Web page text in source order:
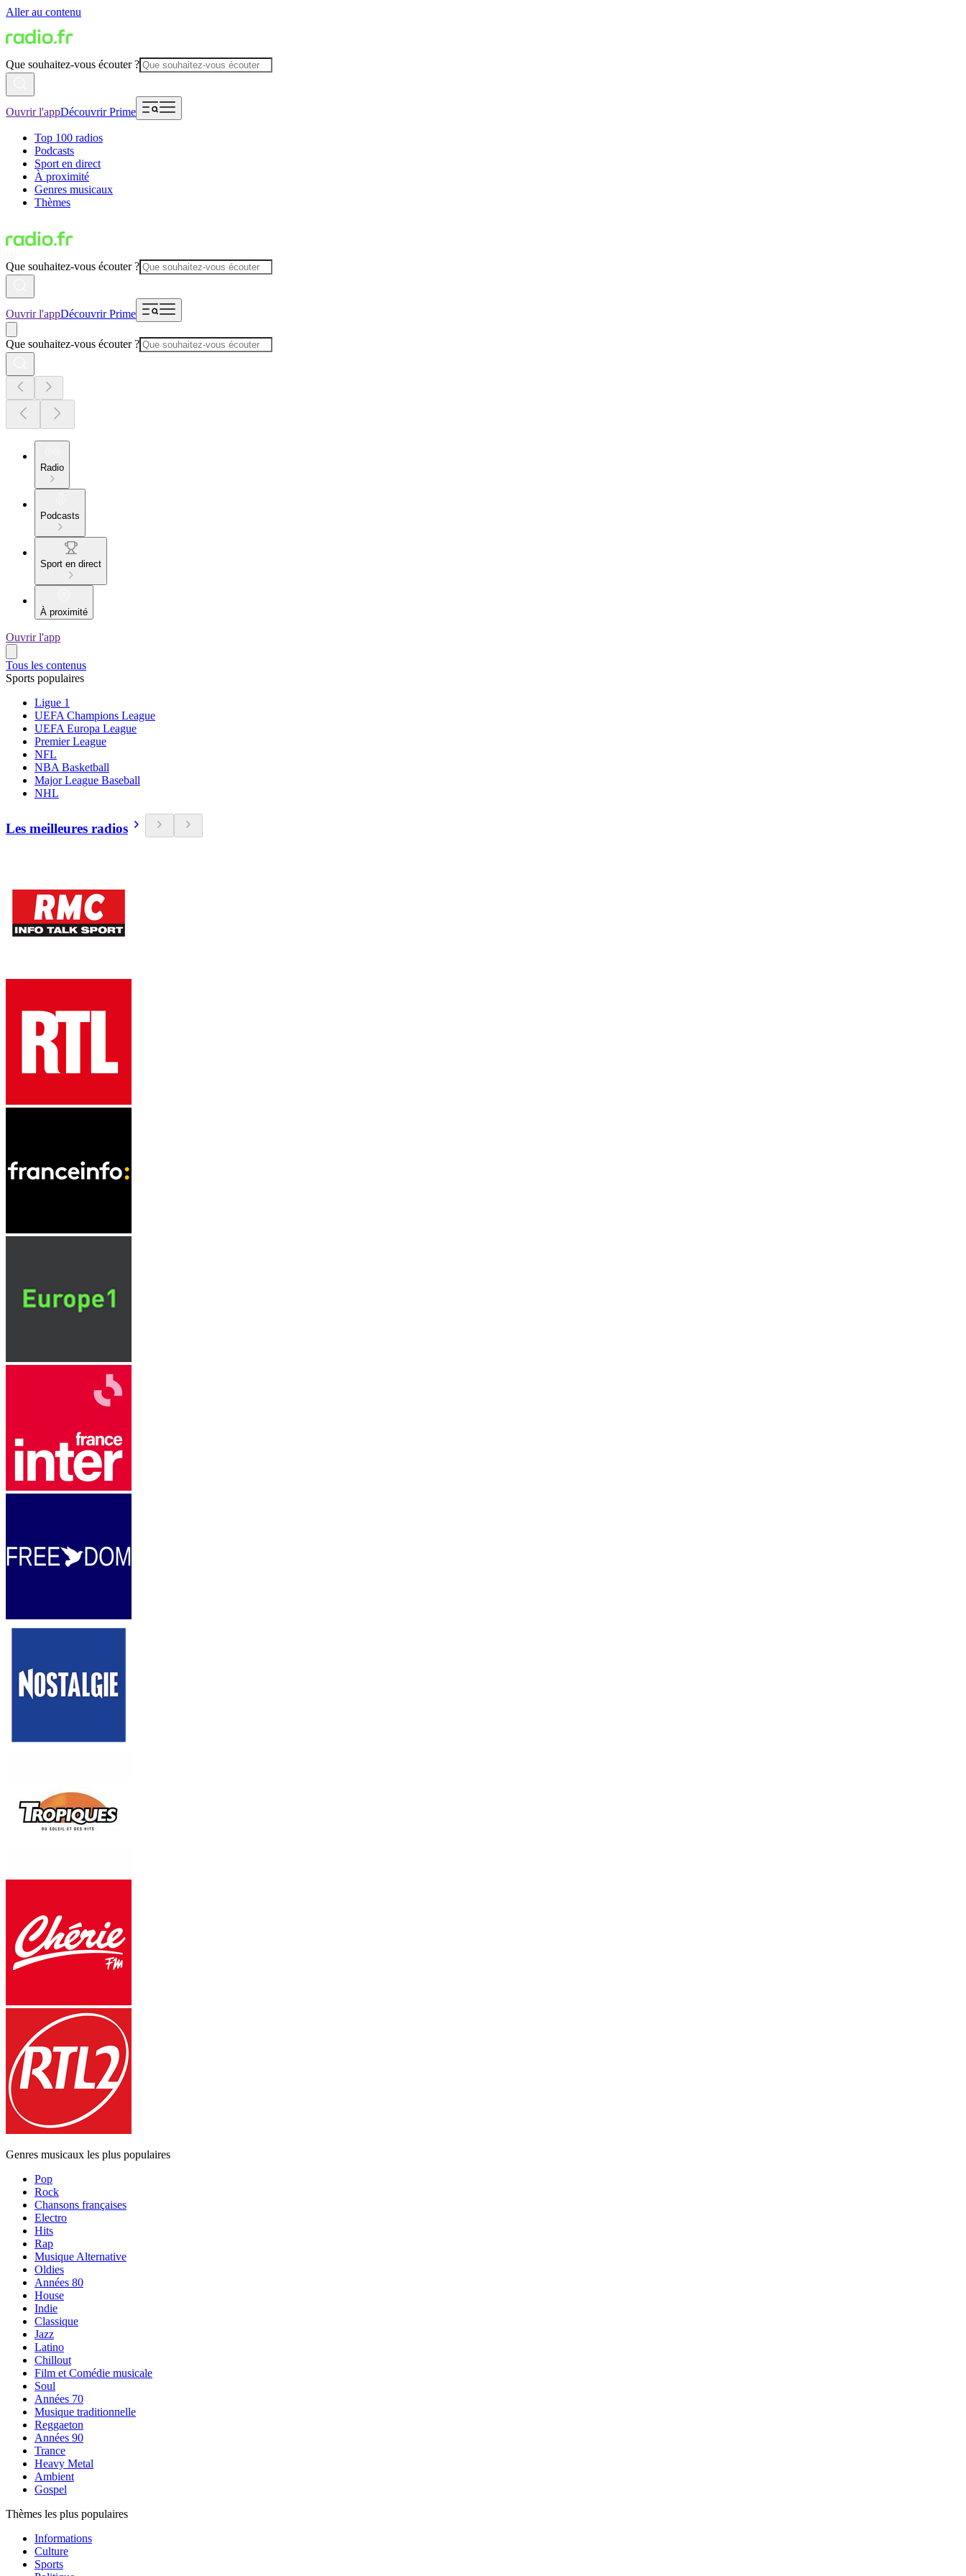
Aller au contenu
Que souhaitez-vous écouter ?
Ouvrir l'appDécouvrir Prime
Top 100 radios
Podcasts
Sport en direct
À proximité
Genres musicaux
Thèmes
Que souhaitez-vous écouter ?
Ouvrir l'appDécouvrir Prime
Que souhaitez-vous écouter ?
Radio
Podcasts
Sport en direct
À proximité
Ouvrir l'app
Tous les contenus
Sports populaires
Ligue 1
UEFA Champions League
UEFA Europa League
Premier League
NFL
NBA Basketball
Major League Baseball
NHL
Les meilleures radios
Genres musicaux les plus populaires
Pop
Rock
Chansons françaises
Electro
Hits
Rap
Musique Alternative
Oldies
Années 80
House
Indie
Classique
Jazz
Latino
Chillout
Film et Comédie musicale
Soul
Années 70
Musique traditionnelle
Reggaeton
Années 90
Trance
Heavy Metal
Ambient
Gospel
Thèmes les plus populaires
Informations
Culture
Sports